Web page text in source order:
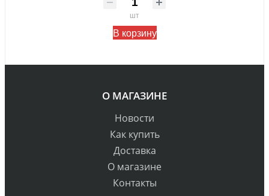
шт
В корзину
О МАГАЗИНЕ
Новости
Как купить
Доставка
О магазине
Контакты